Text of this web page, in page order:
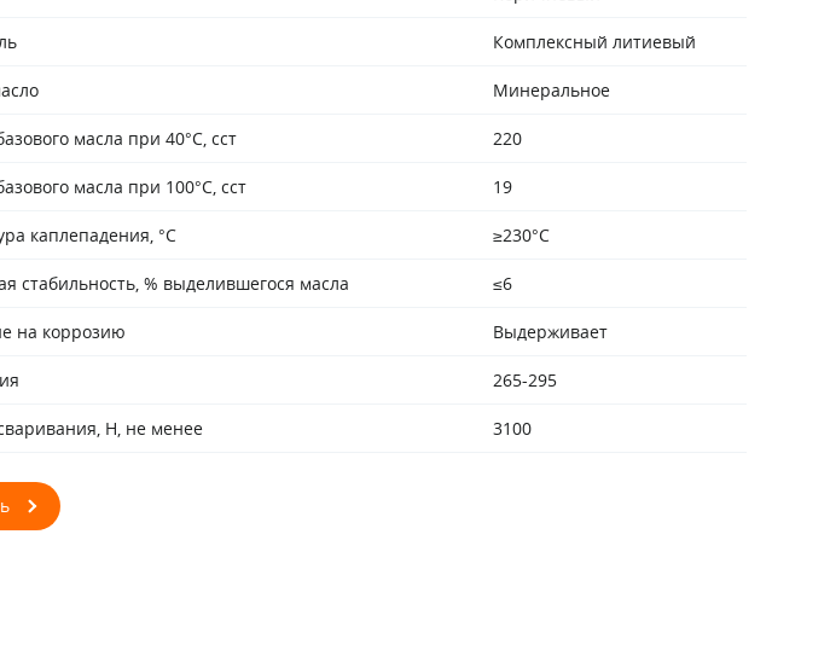
Комплексный литиевый
Минеральное
масла при 40°С, сст 220
масла при 100°С, сст 19
каплепадения, °С ≥230°С
стабильность, % выделившегося масла ≤6
на коррозию Выдерживает
265-295
Н, не менее 3100